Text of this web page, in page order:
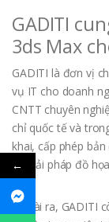
GADITI
3ds Max
GADITI là đơn vị
vụ IT cho doanh
CNTT chuyên
chỉ quốc tế và
khai, cấp phép
bộ giải pháp đồ
Ngoài ra, GADITI
←